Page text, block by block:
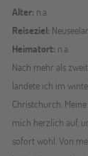
Alter: n.a.
Reiseziel:
Heimatort: n.a.
Nach mehr als
landete ich im
Christchurch.
mich herzlich auf,
sofort wohl. Von